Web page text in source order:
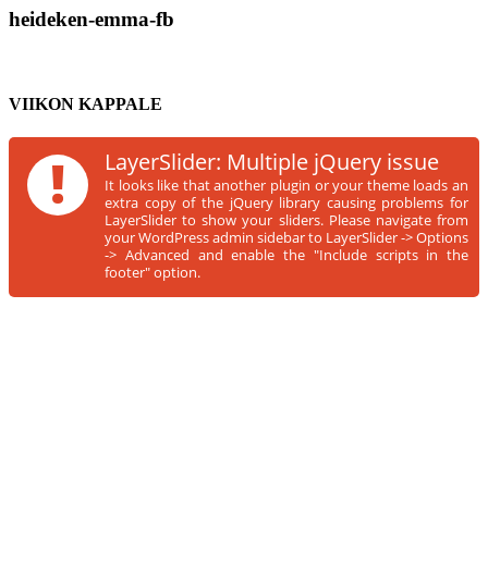
heideken-emma-fb
VIIKON KAPPALE
! LayerSlider: Multiple jQuery issue
It looks like that another plugin or your theme loads an
extra copy of the jQuery library causing problems for
LayerSlider to show your sliders. Please navigate from
your WordPress admin sidebar to LayerSlider -> Options
-> Advanced and enable the "Include scripts in the
footer" option.